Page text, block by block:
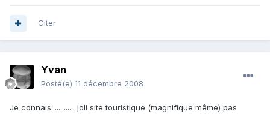
Citer
Yvan
Posté(e) 11 décembre 2008
Je connais............. joli site touristique (magnifique même) pas